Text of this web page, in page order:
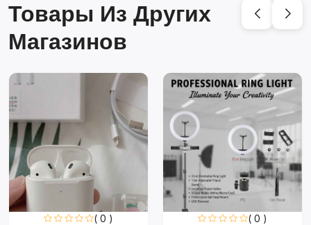
Товары Из Других
Магазинов
( 0 ) ( 0 )